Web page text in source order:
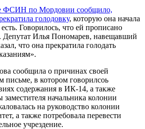
ФСИН по Мордовии сообщило,
голодовку, которую она начала
Говорилось, что ей прописано
Депутат Илья Пономарев, навещавший
что она прекратила голодать
сообщила о причинах своей
письме, в котором говорилсоь
содержания в ИК-14, а также
заместителя начальника колонии
на руководство колонии
а также потребовала перевести
учрездение.